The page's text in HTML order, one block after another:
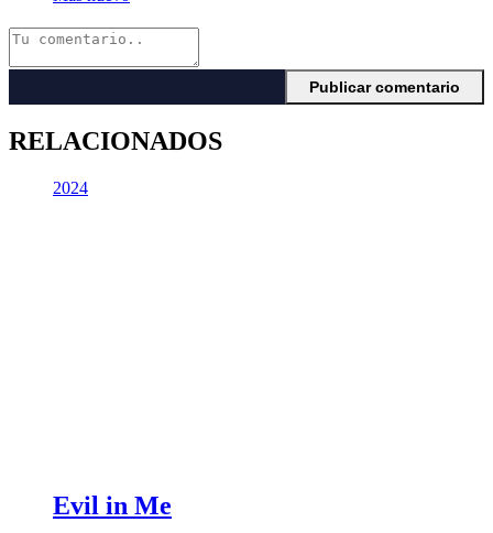
RELACIONADOS
2024
Evil in Me